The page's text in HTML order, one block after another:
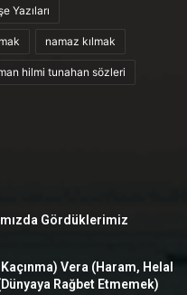
Yazıları
namaz kılmak
hilmi tunahan sözleri
Gördüklerimiz
Vera (Haram, Helal
Rağbet Etmemek)